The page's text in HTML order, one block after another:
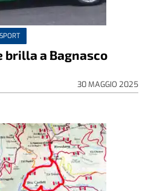
SPORT
a Bagnasco
30 MAGGIO 2025